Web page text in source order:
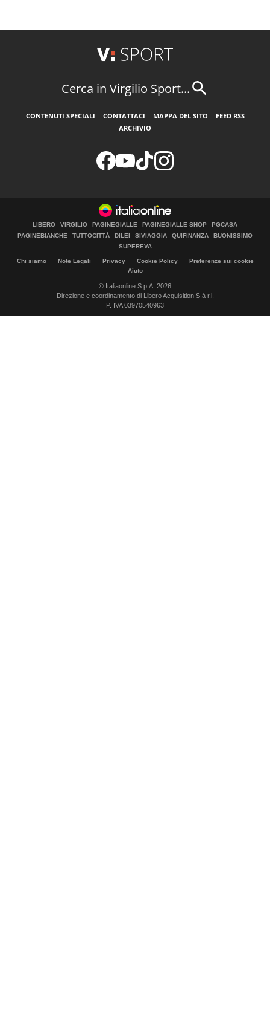
Cerca in Virgilio Sport...
CONTENUTI SPECIALI CONTATTACI MAPPA DEL SITO
FEED RSS
ARCHIVIO
LIBERO VIRGILIO PAGINEGIALLE PAGINEGIALLE SHOP
PGCASA
PAGINEBIANCHE
TUTTOCITTÀ DILEI SIVIAGGIA QUIFINANZA
BUONISSIMO
SUPEREVA
Chi siamo Note Legali Privacy Cookie Policy
Preferenze sui cookie
Aiuto
© Italiaonline S.p.A. 2026
Direzione e coordinamento di Libero Acquisition S.á r.l.
P. IVA 03970540963